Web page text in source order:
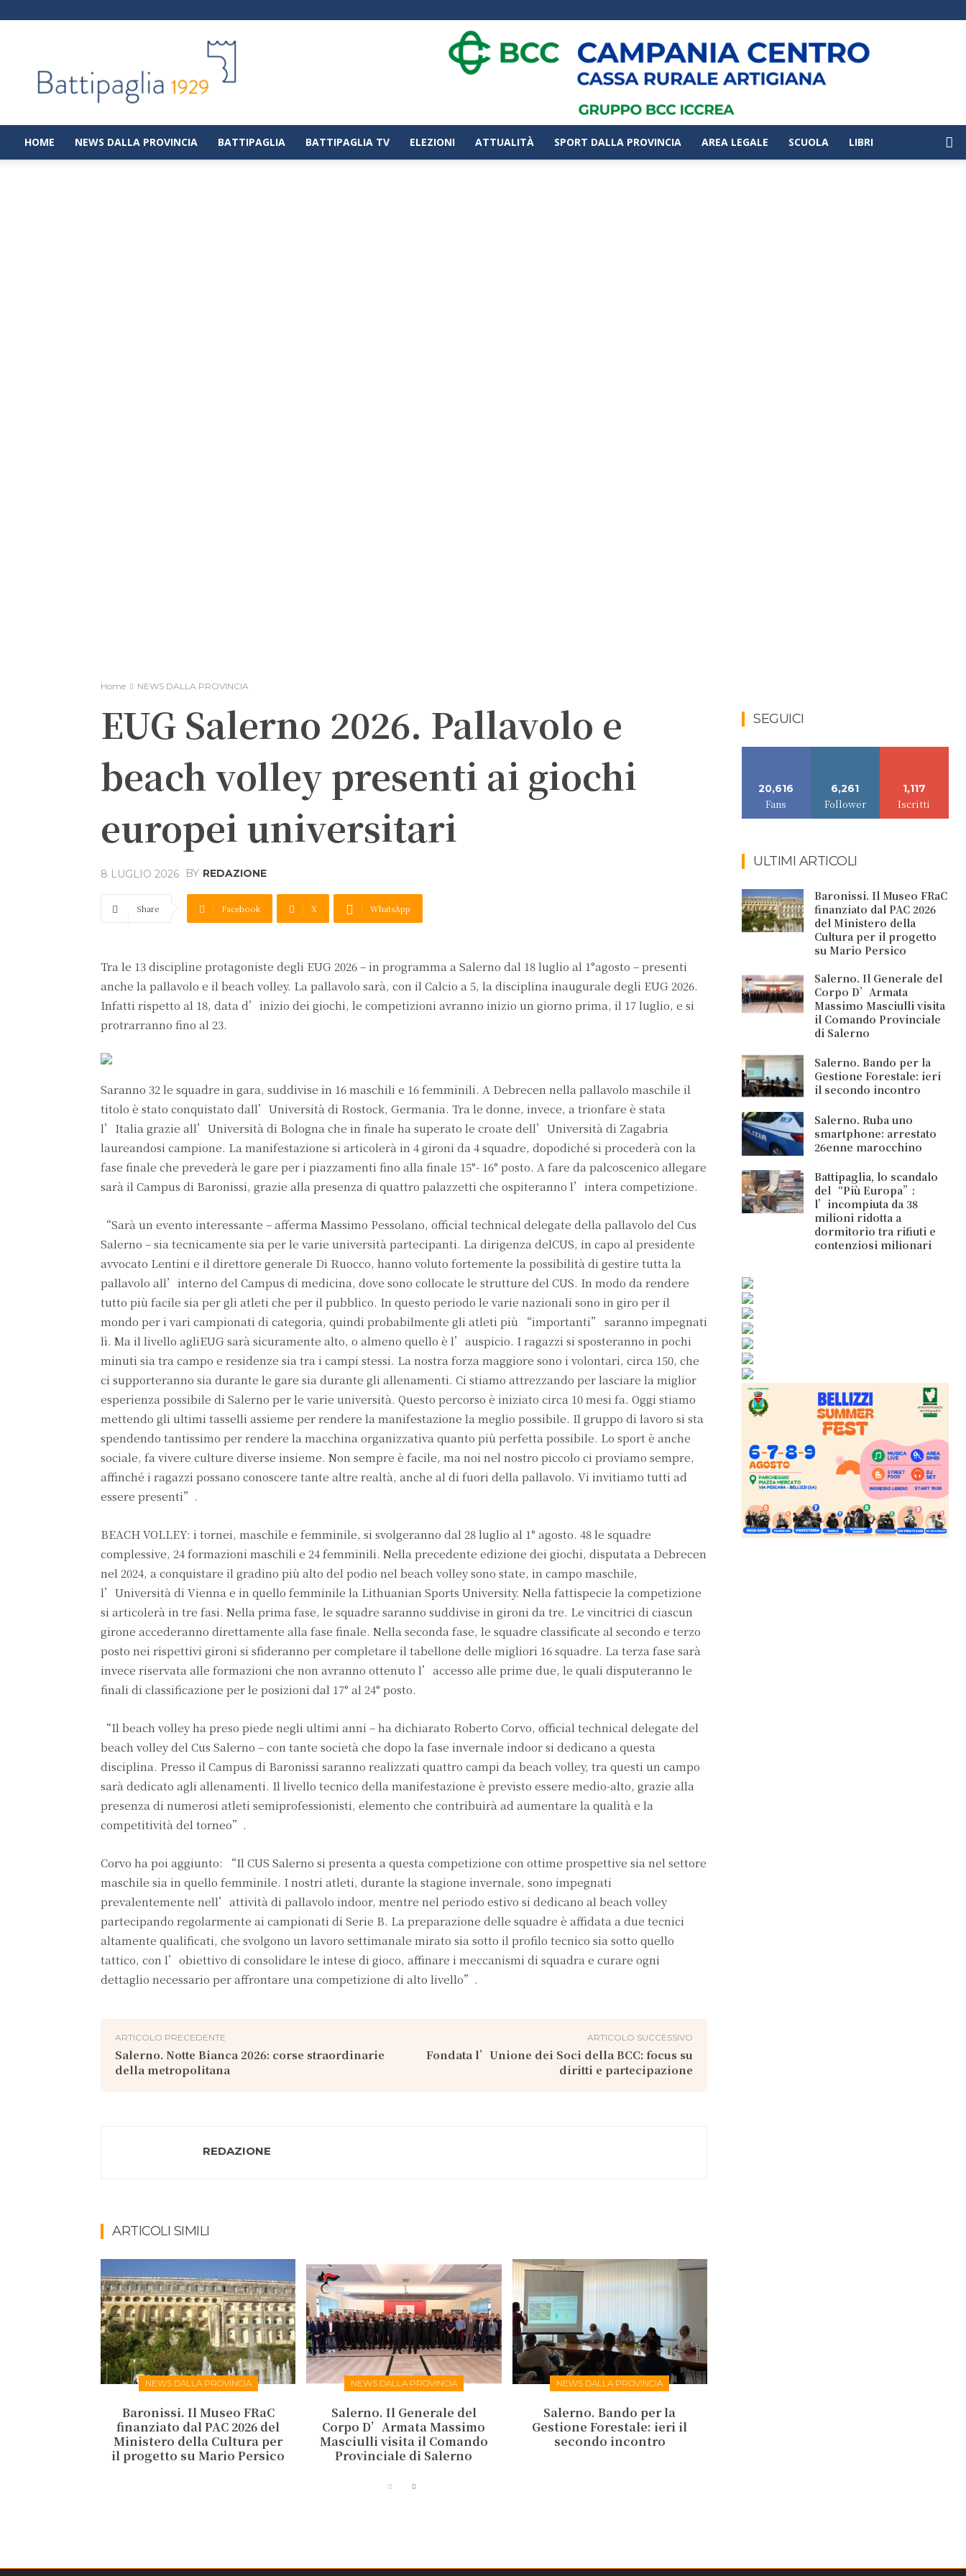
|
Notizie
dalla
città
di
HOME NEWS DALLA PROVINCIA BATTIPAGLIA BATTIPAGLIA TV ELEZIONI ATTUALITÀ SPORT DALLA PROVINCIA AREA LEGALE SCUOLA LIBRI
Home NEWS DALLA PROVINCIA
EUG Salerno 2026. Pallavolo e
beach volley presenti ai giochi
europei universitari
8 LUGLIO 2026 BY REDAZIONE
Share Facebook X WhatsApp
Tra le 13 discipline protagoniste degli EUG 2026 – in programma a Salerno dal 18 luglio al 1°agosto – presenti
anche la pallavolo e il beach volley. La pallavolo sarà, con il Calcio a 5, la disciplina inaugurale degli EUG 2026.
Infatti rispetto al 18, data d’inizio dei giochi, le competizioni avranno inizio un giorno prima, il 17 luglio, e si
protrarranno fino al 23.
Saranno 32 le squadre in gara, suddivise in 16 maschili e 16 femminili. A Debrecen nella pallavolo maschile il
titolo è stato conquistato dall’Università di Rostock, Germania. Tra le donne, invece, a trionfare è stata
l’Italia grazie all’Università di Bologna che in finale ha superato le croate dell’Università di Zagabria
laureandosi campione. La manifestazione si articolerà in 4 gironi da 4 squadre, dopodiché si procederà con la
fase finale che prevederà le gare per i piazzamenti fino alla finale 15°- 16° posto. A fare da palcoscenico allegare
sarà il Campus di Baronissi, grazie alla presenza di quattro palazzetti che ospiteranno l’intera competizione.
“Sarà un evento interessante – afferma Massimo Pessolano, official technical delegate della pallavolo del Cus
Salerno – sia tecnicamente sia per le varie università partecipanti. La dirigenza delCUS, in capo al presidente
avvocato Lentini e il direttore generale Di Ruocco, hanno voluto fortemente la possibilità di gestire tutta la
pallavolo all’interno del Campus di medicina, dove sono collocate le strutture del CUS. In modo da rendere
tutto più facile sia per gli atleti che per il pubblico. In questo periodo le varie nazionali sono in giro per il
mondo per i vari campionati di categoria, quindi probabilmente gli atleti più “importanti” saranno impegnati
lì. Ma il livello agliEUG sarà sicuramente alto, o almeno quello è l’auspicio. I ragazzi si sposteranno in pochi
minuti sia tra campo e residenze sia tra i campi stessi. La nostra forza maggiore sono i volontari, circa 150, che
ci supporteranno sia durante le gare sia durante gli allenamenti. Ci stiamo attrezzando per lasciare la miglior
esperienza possibile di Salerno per le varie università. Questo percorso è iniziato circa 10 mesi fa. Oggi stiamo
mettendo gli ultimi tasselli assieme per rendere la manifestazione la meglio possibile. Il gruppo di lavoro si sta
spendendo tantissimo per rendere la macchina organizzativa quanto più perfetta possibile. Lo sport è anche
sociale, fa vivere culture diverse insieme. Non sempre è facile, ma noi nel nostro piccolo ci proviamo sempre,
affinché i ragazzi possano conoscere tante altre realtà, anche al di fuori della pallavolo. Vi invitiamo tutti ad
essere presenti”.
BEACH VOLLEY: i tornei, maschile e femminile, si svolgeranno dal 28 luglio al 1° agosto. 48 le squadre
complessive, 24 formazioni maschili e 24 femminili. Nella precedente edizione dei giochi, disputata a Debrecen
nel 2024, a conquistare il gradino più alto del podio nel beach volley sono state, in campo maschile,
l’Università di Vienna e in quello femminile la Lithuanian Sports University. Nella fattispecie la competizione
si articolerà in tre fasi. Nella prima fase, le squadre saranno suddivise in gironi da tre. Le vincitrici di ciascun
girone accederanno direttamente alla fase finale. Nella seconda fase, le squadre classificate al secondo e terzo
posto nei rispettivi gironi si sfideranno per completare il tabellone delle migliori 16 squadre. La terza fase sarà
invece riservata alle formazioni che non avranno ottenuto l’accesso alle prime due, le quali disputeranno le
finali di classificazione per le posizioni dal 17° al 24° posto.
“Il beach volley ha preso piede negli ultimi anni – ha dichiarato Roberto Corvo, official technical delegate del
beach volley del Cus Salerno – con tante società che dopo la fase invernale indoor si dedicano a questa
disciplina. Presso il Campus di Baronissi saranno realizzati quattro campi da beach volley, tra questi un campo
sarà dedicato agli allenamenti. Il livello tecnico della manifestazione è previsto essere medio-alto, grazie alla
presenza di numerosi atleti semiprofessionisti, elemento che contribuirà ad aumentare la qualità e la
competitività del torneo”.
Corvo ha poi aggiunto: “Il CUS Salerno si presenta a questa competizione con ottime prospettive sia nel settore
maschile sia in quello femminile. I nostri atleti, durante la stagione invernale, sono impegnati
prevalentemente nell’attività di pallavolo indoor, mentre nel periodo estivo si dedicano al beach volley
partecipando regolarmente ai campionati di Serie B. La preparazione delle squadre è affidata a due tecnici
altamente qualificati, che svolgono un lavoro settimanale mirato sia sotto il profilo tecnico sia sotto quello
tattico, con l’obiettivo di consolidare le intese di gioco, affinare i meccanismi di squadra e curare ogni
dettaglio necessario per affrontare una competizione di alto livello”.
ARTICOLO PRECEDENTE
Salerno. Notte Bianca 2026: corse straordinarie
della metropolitana
ARTICOLO SUCCESSIVO
Fondata l’Unione dei Soci della BCC: focus su
diritti e partecipazione
REDAZIONE
ARTICOLI SIMILI
NEWS DALLA PROVINCIA
Baronissi. Il Museo FRaC
finanziato dal PAC 2026 del
Ministero della Cultura per
il progetto su Mario Persico
NEWS DALLA PROVINCIA
Salerno. Il Generale del
Corpo D’Armata Massimo
Masciulli visita il Comando
Provinciale di Salerno
NEWS DALLA PROVINCIA
Salerno. Bando per la
Gestione Forestale: ieri il
secondo incontro
SEGUICI
20,616
Fans
6,261
Follower
1,117
Iscritti
ULTIMI ARTICOLI
Baronissi. Il Museo FRaC
finanziato dal PAC 2026
del Ministero della
Cultura per il progetto
su Mario Persico
Salerno. Il Generale del
Corpo D’Armata
Massimo Masciulli visita
il Comando Provinciale
di Salerno
Salerno. Bando per la
Gestione Forestale: ieri
il secondo incontro
Salerno. Ruba uno
smartphone: arrestato
26enne marocchino
Battipaglia, lo scandalo
del “Più Europa”:
l’incompiuta da 38
milioni ridotta a
dormitorio tra rifiuti e
contenziosi milionari